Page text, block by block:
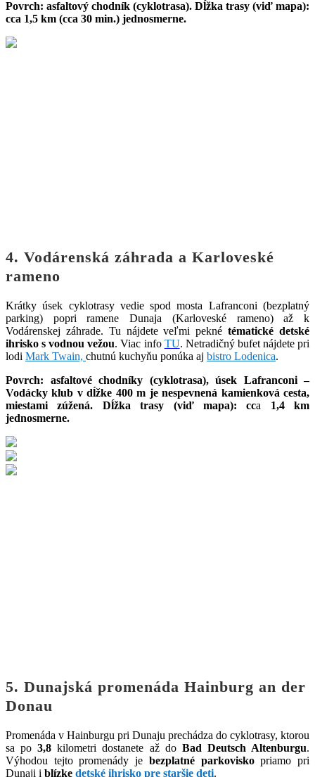
Povrch: asfaltový chodník (cyklotrasa). Dĺžka trasy (viď mapa):
cca 1,5 km (cca 30 min.) jednosmerne.
4. Vodárenská záhrada a Karloveské
rameno
Krátky úsek cyklotrasy vedie spod mosta Lafranconi (bezplatný
parking) popri ramene Dunaja (Karloveské rameno) až k
Vodárenskej záhrade. Tu nájdete veľmi peknétématické detské
ihrisko s vodnou vežou. Viac info TU. Netradičný bufet nájdete pri
lodi Mark Twain, chutnú kuchyňu ponúka aj bistro Lodenica.
Povrch: asfaltové chodníky (cyklotrasa), úsek Lafranconi –
Vodácky klub v dĺžke 400 m je nespevnená kamienková cesta,
miestami zúžená. Dĺžka trasy (viď mapa): cca 1,4 km
jednosmerne.
5. Dunajská promenáda Hainburg an der
Donau
Promenáda v Hainburgu pri Dunaju prechádza do cyklotrasy, ktorou
sa po3,8 kilometri dostanete až do Bad Deutsch Altenburgu.
Výhodou tejto promenády je bezplatné parkoviskopriamo pri
Dunaji i blízke detské ihrisko pre staršie deti.